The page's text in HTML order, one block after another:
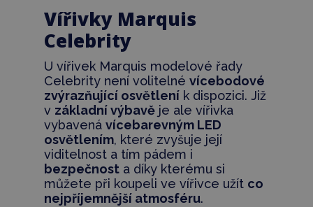
Vířivky Marquis
Celebrity
U vířivek Marquis modelové řady
Celebrity není volitelné vícebodové
zvýrazňující osvětleník dispozici. Již
v základní výbavěje ale vířivka
vybavená vícebarevným LED
osvětlením, které zvyšuje její
viditelnost a tím pádem i
bezpečnosta díky kterému si
můžete při koupeli ve vířivce užít co
nejpříjemnější atmosféru.